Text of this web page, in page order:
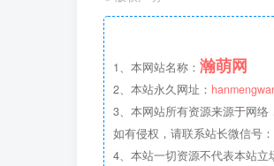
1、本网站名称： 瀚萌网
2、本站永久网址：
3、本网站所有资源来源于网络
如有侵权，请联系站长微信号：
4、本站一切资源不代表本站立